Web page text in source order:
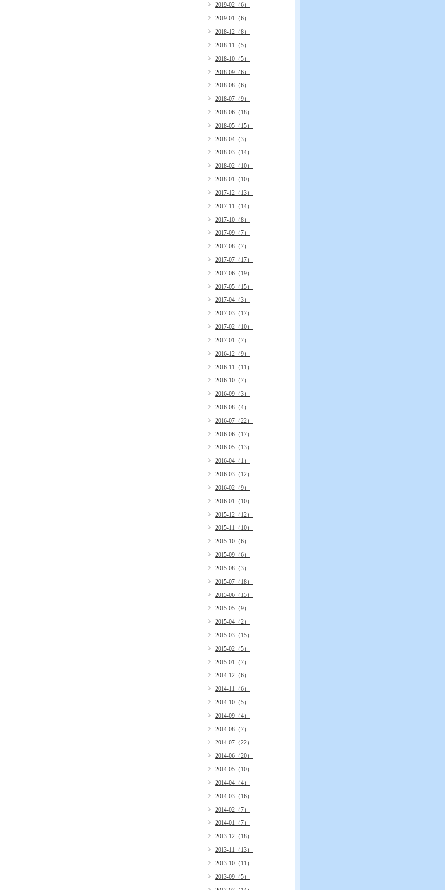
2019-02（6）
2019-01（6）
2018-12（8）
2018-11（5）
2018-10（5）
2018-09（6）
2018-08（6）
2018-07（9）
2018-06（18）
2018-05（15）
2018-04（3）
2018-03（14）
2018-02（10）
2018-01（10）
2017-12（13）
2017-11（14）
2017-10（8）
2017-09（7）
2017-08（7）
2017-07（17）
2017-06（19）
2017-05（15）
2017-04（3）
2017-03（17）
2017-02（10）
2017-01（7）
2016-12（9）
2016-11（11）
2016-10（7）
2016-09（3）
2016-08（4）
2016-07（22）
2016-06（17）
2016-05（13）
2016-04（1）
2016-03（12）
2016-02（9）
2016-01（10）
2015-12（12）
2015-11（10）
2015-10（6）
2015-09（6）
2015-08（3）
2015-07（18）
2015-06（15）
2015-05（9）
2015-04（2）
2015-03（15）
2015-02（5）
2015-01（7）
2014-12（6）
2014-11（6）
2014-10（5）
2014-09（4）
2014-08（7）
2014-07（22）
2014-06（20）
2014-05（10）
2014-04（4）
2014-03（16）
2014-02（7）
2014-01（7）
2013-12（18）
2013-11（13）
2013-10（11）
2013-09（5）